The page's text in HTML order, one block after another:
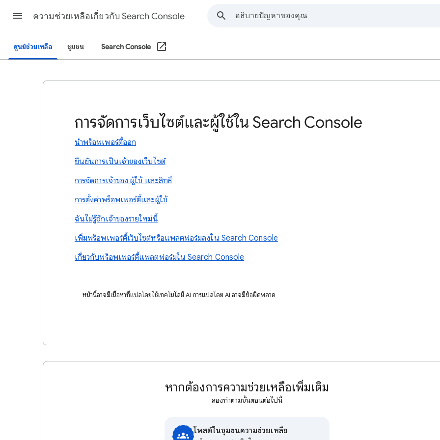
ความช่วยเหลือเกี่ยวกับ Search Console
ศูนย์ช่วยเหลือ ชุมชน Search Console
การจัดการเว็บไซต์และผู้ใช้ใน Search Console
นำพร็อพเพอร์ตี้ออก
ยืนยันการเป็นเจ้าของเว็บไซต์
การจัดการเจ้าของ ผู้ใช้ และสิทธิ์
การตั้งค่าพร็อพเพอร์ตี้และผู้ใช้
ฉันไม่รู้จักเจ้าของรายใหม่นี้
เพิ่มพร็อพเพอร์ตี้เว็บไซต์หรือแพลตฟอร์มลงใน Search Console
เกี่ยวกับพร็อพเพอร์ตี้แพลตฟอร์มใน Search Console
หน้านี้อาจมีเนื้อหาที่แปลโดยใช้เทคโนโลยี AI การแปลโดย AI อาจมีข้อผิดพลาด
หากต้องการความช่วยเหลือเพิ่มเติม
ลองทำตามขั้นตอนต่อไปนี้
โพสต์ในชุมชนความช่วยเหลือ